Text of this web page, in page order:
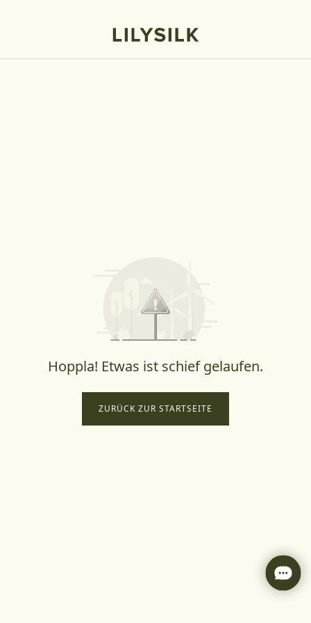
Hoppla! Etwas ist schief gelaufen.
ZURÜCK ZUR STARTSEITE